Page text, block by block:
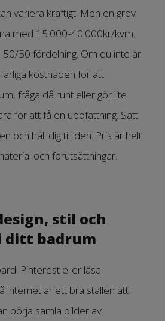
variera kraftigt. Men en grov
med 15.000-40.000kr/kvm.
50 fördelning. Om du inte är
kostnaden för att
fråga då runt eller gör lite
för att få en uppfattning. Sätt
och håll dig till den. Pris är helt
och förutsättningar.
stil och
ditt badrum
Pinterest eller läsa
internet är ett bra ställen att
börja samla bilder av